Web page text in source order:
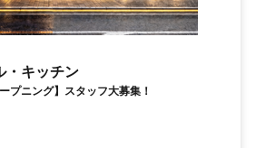
・キッチン
プニング】スタッフ大募集！